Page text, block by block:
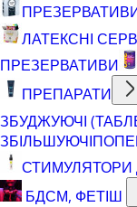
ЛАТЕКСНІ
ПРЕЗЕРВАТИВИ
ПРЕПАРАТИ
ЗБУДЖУЮЧІ
ЗБІЛЬШУЮЧІ
СТИМУЛЯТОРИ
БДСМ, ФЕТІШ